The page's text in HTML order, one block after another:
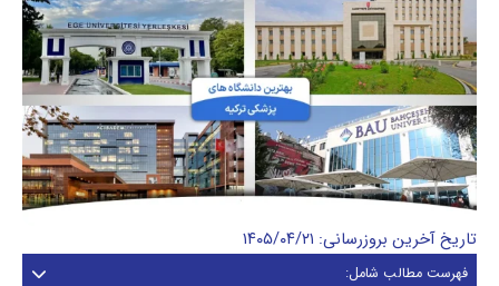
تاریخ آخرین بروزرسانی: ۱۴۰۵/۰۴/۲۱
فهرست مطالب شامل: